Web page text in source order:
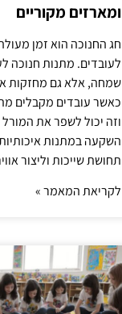
ומארזים מקוריים
חג החנוכה הוא זמן
לעובדים. מתנות חנוכה
שמחה, אלא גם מחזקות
כאשר עובדים מקבלים
וזה יכול לשפר את
השקעה במתנות
תחושת שייכות וליצור
לקריאת המאמר »